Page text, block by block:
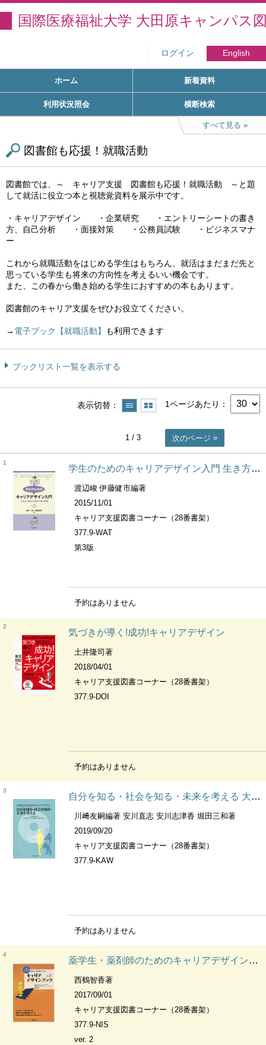
国際医療福祉大学 大田原キャンパス
ログイン English
ホーム 新着資料
利用状況照会 横断検索
すべて見る
図書館も応援！就職活動
図書館では、～ キャリア支援 図書館も応援！就職活動 ～と題
して就活に役立つ本と視聴覚資料を展示中です。
・キャリアデザイン ・企業研究 ・エントリーシートの書き
方、自己分析 ・面接対策 ・公務員試験 ・ビジネスマナ
ー
これから就職活動をはじめる学生はもちろん、就活はまだまだ先と
思っている学生も将来の方向性を考えるいい機会です。
また、この春から働き始める学生におすすめの本もあります。
図書館のキャリア支援をぜひお役立てください。
→ 電子ブック【就職活動】 も利用できます
ブックリスト一覧を表示する
表示切替 1ページあたり
1 / 3 次のページ
1
学生のためのキャリアデザイン入門 生き方・働き方の設計と就活準備
渡辺峻 伊藤健市編著
2015/11/01
キャリア支援図書コーナー（28番書架）
377.9-WAT
第3版
予約はありません
2
気づきが導く!成功!キャリアデザイン
土井隆司著
2018/04/01
キャリア支援図書コーナー（28番書架）
377.9-DOI
予約はありません
3
自分を知る・社会を知る・未来を考える 大学生のためのキャリアデザイン
川﨑友嗣編著 安川直志 安川志津香 堀田三和著
2019/09/20
キャリア支援図書コーナー（28番書架）
377.9-KAW
予約はありません
4
薬学生・薬剤師のためのキャリアデザインブック 大学のキャリア教育にも使える
西鶴智香著
2017/09/01
キャリア支援図書コーナー（28番書架）
377.9-NIS
ver. 2